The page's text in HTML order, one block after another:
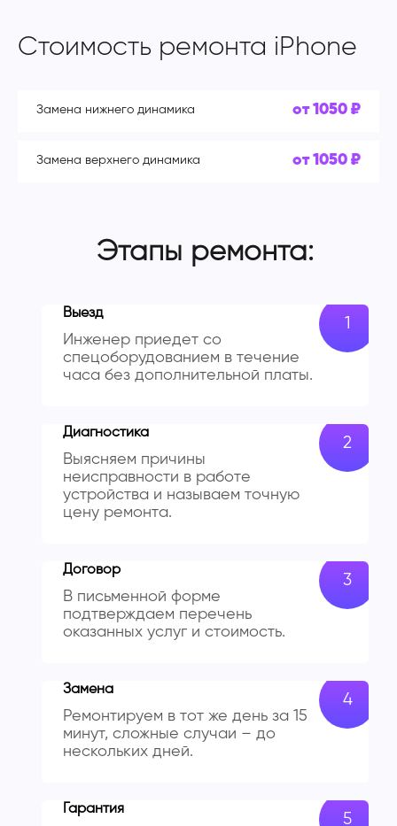
Стоимость ремонта iPhone
Замена нижнего динамика от 1050 ₽
Замена верхнего динамика от 1050 ₽
Этапы ремонта:
Выезд
Инженер приедет со
спецоборудованием в течение
часа без дополнительной платы.
Диагностика
Выясняем причины
неисправности в работе
устройства и называем точную
цену ремонта.
Договор
В письменной форме
подтверждаем перечень
оказанных услуг и стоимость.
Замена
Ремонтируем в тот же день за 15
минут, сложные случаи – до
нескольких дней.
Гарантия